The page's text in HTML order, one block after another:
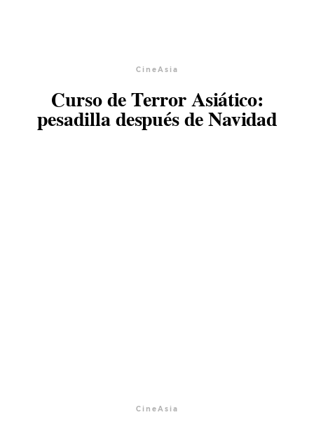
CineAsia
Curso de Terror Asiático:
pesadilla después de Navidad
CineAsia